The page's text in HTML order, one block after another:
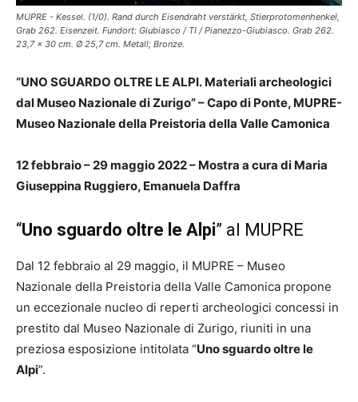
MUPRE - Kessel. (1/0). Rand durch Eisendraht verstärkt, Stierprotomenhenkel,
Grab 262. Eisenzeit. Fundort: Giubiasco / TI / Pianezzo-Giubiasco. Grab 262.
23,7 x 30 cm. Ø 25,7 cm. Metall; Bronze.
“UNO SGUARDO OLTRE LE ALPI. Materiali archeologici
dal Museo Nazionale di Zurigo” –Capo di Ponte, MUPRE-
Museo Nazionale della Preistoria della Valle Camonica
12 febbraio – 29 maggio 2022 – Mostra a cura di Maria
Giuseppina Ruggiero, Emanuela Daffra
“Uno sguardo oltre le Alpi” al MUPRE
Dal 12 febbraio al 29 maggio, il MUPRE – Museo
Nazionale della Preistoria della Valle Camonica propone
un eccezionale nucleo di reperti archeologici concessi in
prestito dal Museo Nazionale di Zurigo, riuniti in una
preziosa esposizione intitolata “Uno sguardo oltre le
Alpi”.